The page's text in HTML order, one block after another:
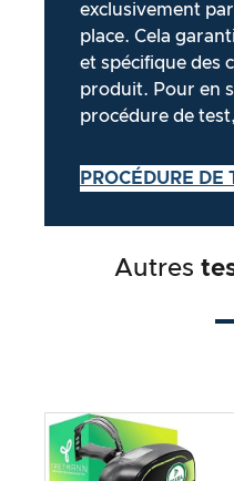
exclusivement
place. Cela
et spécifique des
produit. Pour en
procédure de test,
PROCÉDURE DE
Autres